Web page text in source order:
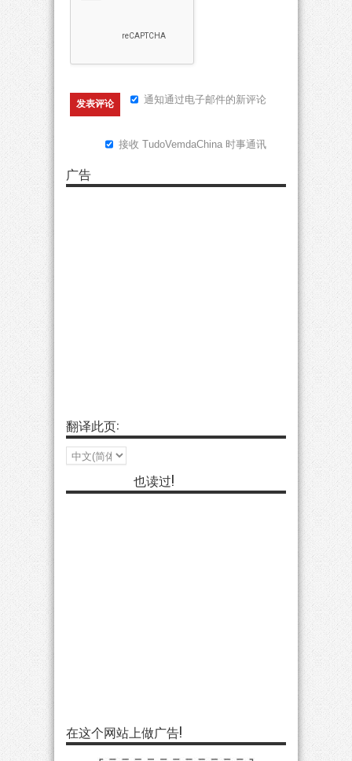
通知通过电子邮件的新评论
接收 TudoVemdaChina 时事通讯
广告
翻译此页:
也读过!
在这个网站上做广告!